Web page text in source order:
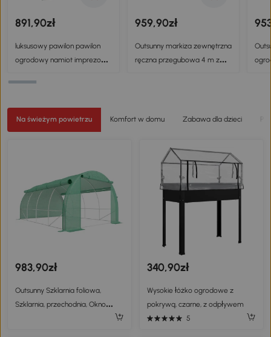
891,90zł
luksusowy pawilon pawilon
ogrodowy namiot imprezowy
959,90zł
Outsunny markiza zewnętrzna
ręczna przegubowa 4 m z
Na świeżym powietrzu Komfort w domu Zabawa dla dzieci
983,90zł
Outsunny Szklarnia foliowa,
Szklarnia, przechodnia, Okno
siatki, Rama metalowa, 4x3x2m,
340,90zł
Wysokie łóżko ogrodowe z
pokrywą, czarne, z odpływem
5